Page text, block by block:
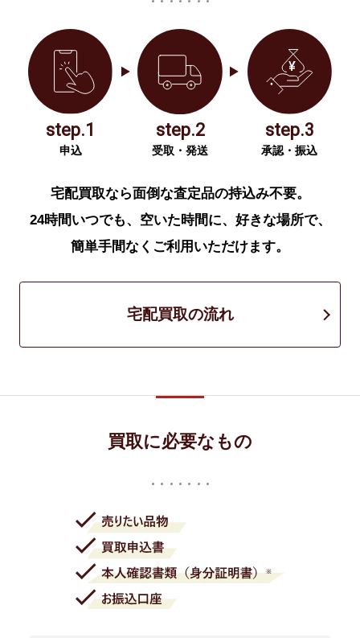
step.1
申込
step.2
受取・発送
step.3
承認・振込
宅配買取なら面倒な査定品の持込み不要。
24時間いつでも、空いた時間に、好きな場所で、
簡単手間なくご利用いただけます。
宅配買取の流れ
買取に必要なもの